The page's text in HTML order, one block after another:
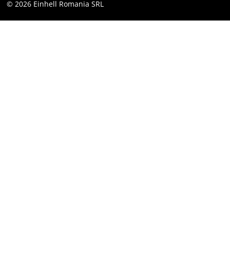
Facebook
© 2026 Einhell Romania SRL